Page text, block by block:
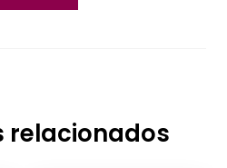
relacionados